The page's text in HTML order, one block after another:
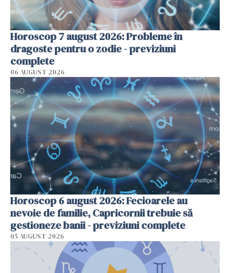
Horoscop 7 august 2026: Probleme în
dragoste pentru o zodie - previziuni
complete
06 AUGUST 2026
Horoscop 6 august 2026: Fecioarele au
nevoie de familie, Capricornii trebuie să
gestioneze banii - previziuni complete
05 AUGUST 2026